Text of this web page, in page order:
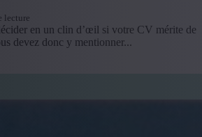
lecture
en un clin d’œil si votre CV mérite de
devez donc y mentionner...